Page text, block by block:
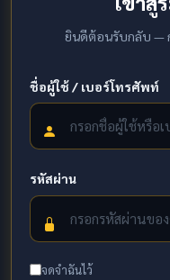
ยินดีต้อนรับกลับ —
ชื่อผู้ใช้ / เบอร์โทรศัพท์
รหัสผ่าน
จดจำฉันไว้